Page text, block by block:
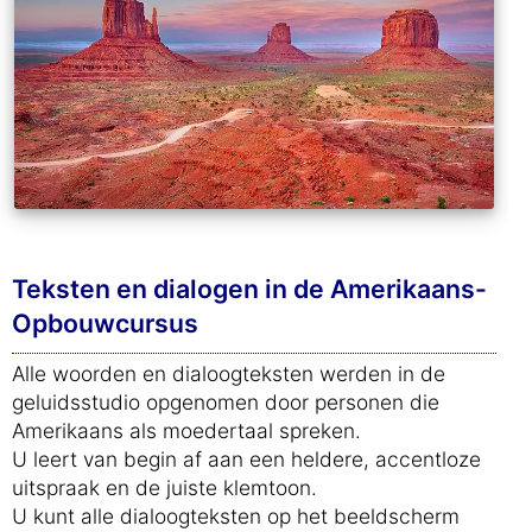
Teksten en dialogen in de Amerikaans-
Opbouwcursus
Alle woorden en dialoogteksten werden in de
geluidsstudio opgenomen door personen die
Amerikaans als moedertaal spreken.
U leert van begin af aan een heldere, accentloze
uitspraak en de juiste klemtoon.
U kunt alle dialoogteksten op het beeldscherm